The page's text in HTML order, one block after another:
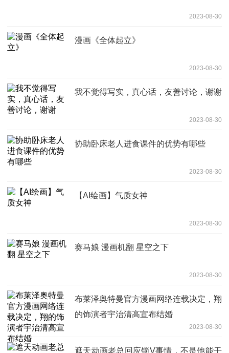
2023-08-30
漫画《全体起立》
2023-08-30
我不觉得写实，真心话，友善讨论，谢谢
2023-08-30
协助卧床老人进食课件的优势有哪些
2023-08-30
【AI绘画】气质女神
2023-08-30
赛马娘 漫画机翻 星空之下
2023-08-30
布莱泽奥特曼官方漫画网络连载决定，翔
的饰演者宇治清高宣布结婚
2023-08-30
遮天动画老总回应锁V事情，不是他能干